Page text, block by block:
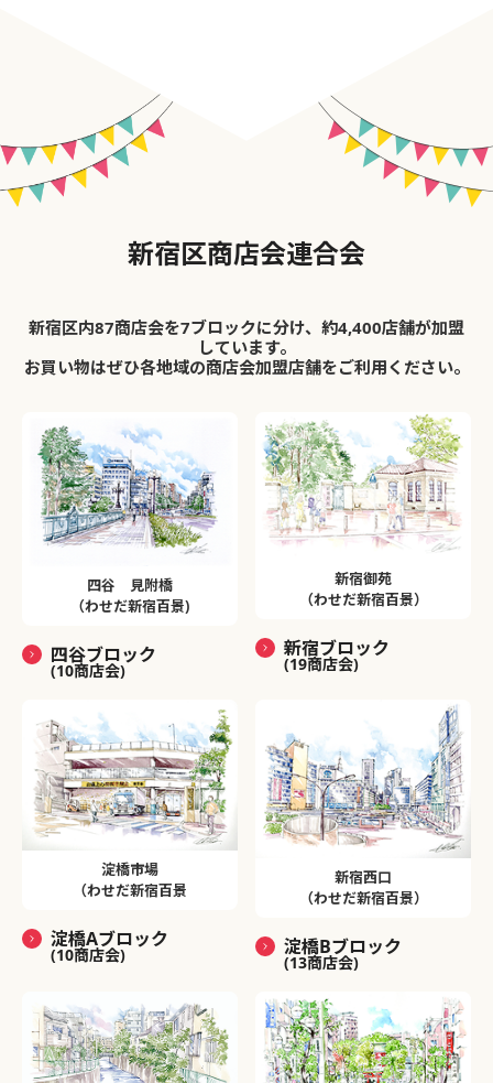
新宿区商店会連合会
新宿区内87商店会を7ブロックに分け、約4,400店舗が加盟
しています。
お買い物はぜひ各地域の商店会加盟店舗をご利用ください。
四谷 見附橋
（わせだ新宿百景)
四谷ブロック
(10商店会)
新宿御苑
（わせだ新宿百景）
新宿ブロック
(19商店会)
淀橋市場
（わせだ新宿百景
淀橋Aブロック
(10商店会)
新宿西口
（わせだ新宿百景）
淀橋Bブロック
(13商店会)